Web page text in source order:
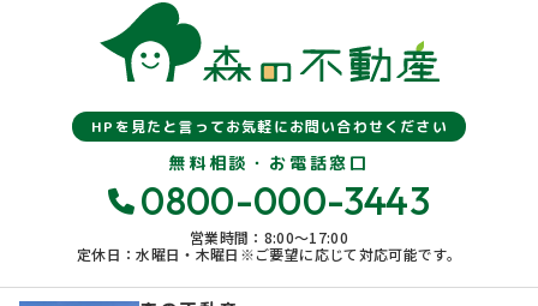
HPを見たと言ってお気軽にお問い合わせください
無料相談・お電話窓口
0800-000-3443
営業時間：8:00〜17:00
定休日：水曜日・木曜日※ご要望に応じて対応可能です。